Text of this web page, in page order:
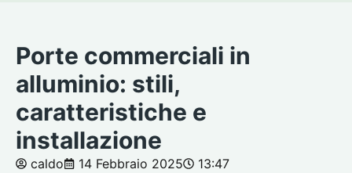
Porte commerciali in
alluminio: stili,
caratteristiche e
installazione
caldo 14 Febbraio 2025
13:47